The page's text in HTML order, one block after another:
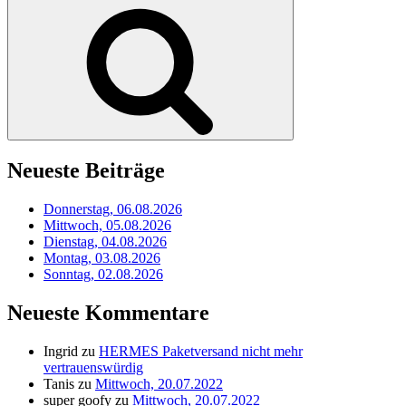
Neueste Beiträge
Donnerstag, 06.08.2026
Mittwoch, 05.08.2026
Dienstag, 04.08.2026
Montag, 03.08.2026
Sonntag, 02.08.2026
Neueste Kommentare
Ingrid zu HERMES Paketversand nicht mehr
vertrauenswürdig
Tanis zu Mittwoch, 20.07.2022
super goofy zu Mittwoch, 20.07.2022